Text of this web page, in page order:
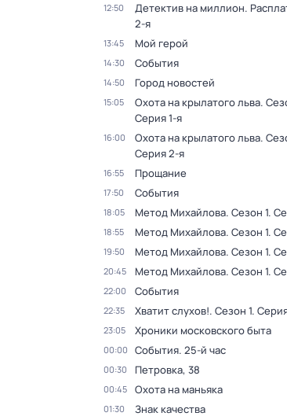
12:50 Детектив на миллион.
2-я
13:45 Мой герой
14:30 События
14:50 Город новостей
15:05 Охота на крылатого льва.
Серия 1-я
16:00 Охота на крылатого льва.
Серия 2-я
16:55 Прощание
17:50 События
18:05 Метод Михайлова. Сезон 1.
18:55 Метод Михайлова. Сезон 1.
19:50 Метод Михайлова. Сезон 1.
20:45 Метод Михайлова. Сезон 1.
22:00 События
22:35 Хватит слухов!. Сезон 1.
23:05 Хроники московского быта
00:00 События. 25-й час
00:30 Петровка, 38
00:45 Охота на маньяка
01:30 Знак качества